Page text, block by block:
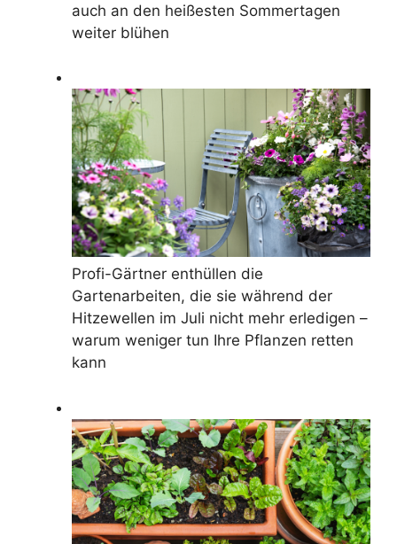
auch an den heißesten Sommertagen
weiter blühen
Profi-Gärtner enthüllen die
Gartenarbeiten, die sie während der
Hitzewellen im Juli nicht mehr erledigen –
warum weniger tun Ihre Pflanzen retten
kann